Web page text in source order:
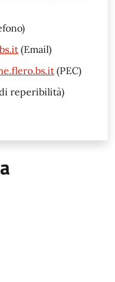
(Email)
(PEC)
reperibilità)